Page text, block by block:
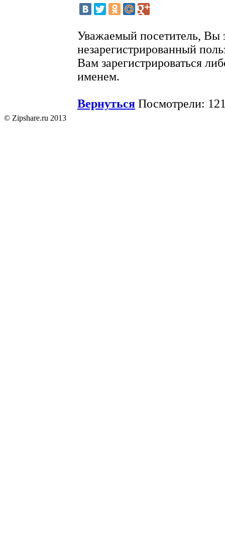
Уважаемый посетитель, Вы
незарегистрированный
Вам зарегистрироваться
именем.
Вернуться Посмотрели:
© Zipshare.ru 2013